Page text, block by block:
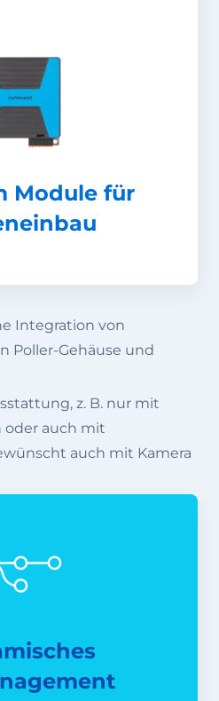
Module für
Integration von
Poller-Gehäuse und
z. B. nur mit
oder auch mit
auch mit Kamera